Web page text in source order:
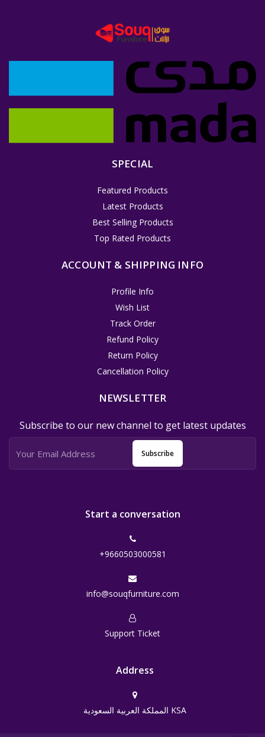
SPECIAL
Featured Products
Latest Products
Best Selling Products
Top Rated Products
ACCOUNT & SHIPPING INFO
Profile Info
Wish List
Track Order
Refund Policy
Return Policy
Cancellation Policy
NEWSLETTER
Subscribe to our new channel to get latest updates
Subscribe
Start a conversation
+9660503000581
info@souqfurniture.com
Support Ticket
Address
المملكة العربية السعودية KSA